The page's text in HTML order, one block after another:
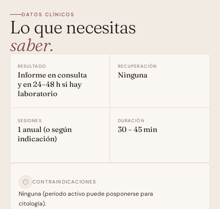
DATOS CLÍNICOS
Lo que necesitas
saber.
RESULTADO
Informe en consulta
y en 24–48 h si hay
laboratorio
RECUPERACIÓN
Ninguna
SESIONES
1 anual (o según
indicación)
DURACIÓN
30 – 45 min
CONTRAINDICACIONES
Ninguna (periodo activo puede posponerse para
citología).